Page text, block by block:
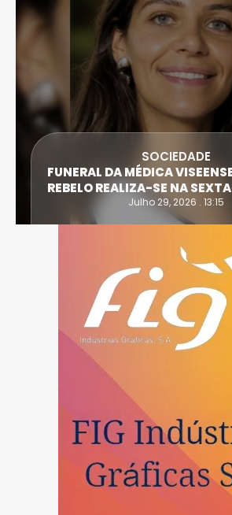
SOCIEDADE
FUNERAL DA MÉDICA
REBELO REALIZA-SE NA
Julho 29, 2026 . 13:15